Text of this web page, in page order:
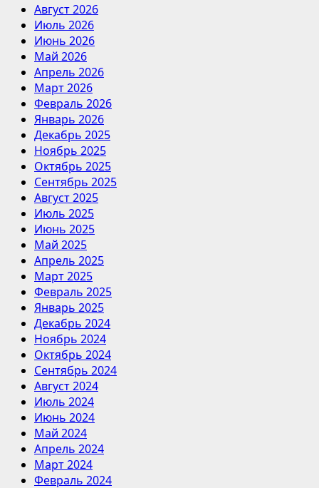
Август 2026
Июль 2026
Июнь 2026
Май 2026
Апрель 2026
Март 2026
Февраль 2026
Январь 2026
Декабрь 2025
Ноябрь 2025
Октябрь 2025
Сентябрь 2025
Август 2025
Июль 2025
Июнь 2025
Май 2025
Апрель 2025
Март 2025
Февраль 2025
Январь 2025
Декабрь 2024
Ноябрь 2024
Октябрь 2024
Сентябрь 2024
Август 2024
Июль 2024
Июнь 2024
Май 2024
Апрель 2024
Март 2024
Февраль 2024